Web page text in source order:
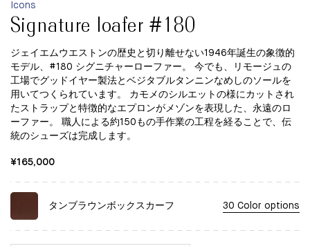
Icons
Signature loafer #180
ジェイエムウエストンの歴史と切り離せない1946年誕生の象徴的
モデル、#180 シグニチャーローファー。 今でも、リモージュの
工場でグッドイヤー製法とベジタブルタンニンなめしのソールを
用いてつくられています。 カモメのシルエットの様にカットされ
たストラップと特徴的なエプロンがメゾンを表現した、永遠のロ
ーファー。 職人による約150もの手作業の工程を経ることで、伝
統のシューズは完成します。
¥165,000
タンブラウンボックスカーフ 30 Color options